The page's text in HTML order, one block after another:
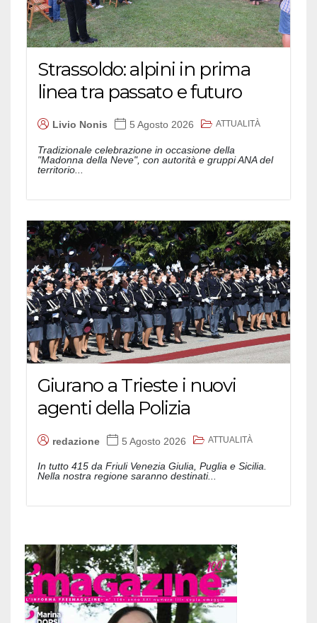
Strassoldo: alpini in prima
linea tra passato e futuro
Livio Nonis 5 Agosto 2026 ATTUALITÀ
Tradizionale celebrazione in occasione della
"Madonna della Neve", con autorità e gruppi ANA del
territorio...
Giurano a Trieste i nuovi
agenti della Polizia
redazione 5 Agosto 2026 ATTUALITÀ
In tutto 415 da Friuli Venezia Giulia, Puglia e Sicilia.
Nella nostra regione saranno destinati...